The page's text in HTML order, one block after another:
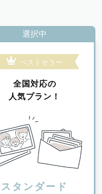
選択中
ベストセラー
全国対応の
人気プラン！
スタンダード